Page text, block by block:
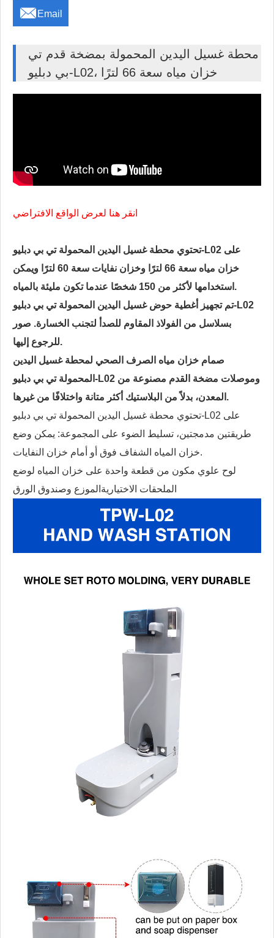
 Email
محطة غسيل اليدين المحمولة بمضخة قدم تي
بي دبليو-L02، خزان مياه سعة 66 لترًا
انقر هنا لعرض الواقع الافتراضي
تحتوي محطة غسيل اليدين المحمولة تي بي دبليو-L02 على
خزان مياه سعة 66 لترًا وخزان نفايات سعة 60 لترًا ويمكن
استخدامها لأكثر من 150 شخصًا عندما تكون مليئة بالمياه.
تم تجهيز أغطية حوض غسيل اليدين المحمولة تي بي دبليو-L02
بسلاسل من الفولاذ المقاوم للصدأ لتجنب الخسارة. صور
للرجوع إليها.
صمام خزان مياه الصرف الصحي لمحطة غسيل اليدين
المحمولة تي بي دبليو-L02 وموصلات مضخة القدم مصنوعة من
المعدن، بدلاً من البلاستيك أكثر متانة واختلافًا من غيرها.
تحتوي محطة غسيل اليدين المحمولة تي بي دبليو-L02 على
طريقتين مدمجتين، تسليط الضوء على المجموعة: يمكن وضع
خزان المياه الشفاف فوق أو أمام خزان النفايات.
لوح علوي مكون من قطعة واحدة على خزان المياه لوضع
الموزع وصندوق الورق الملحقات الاختيارية